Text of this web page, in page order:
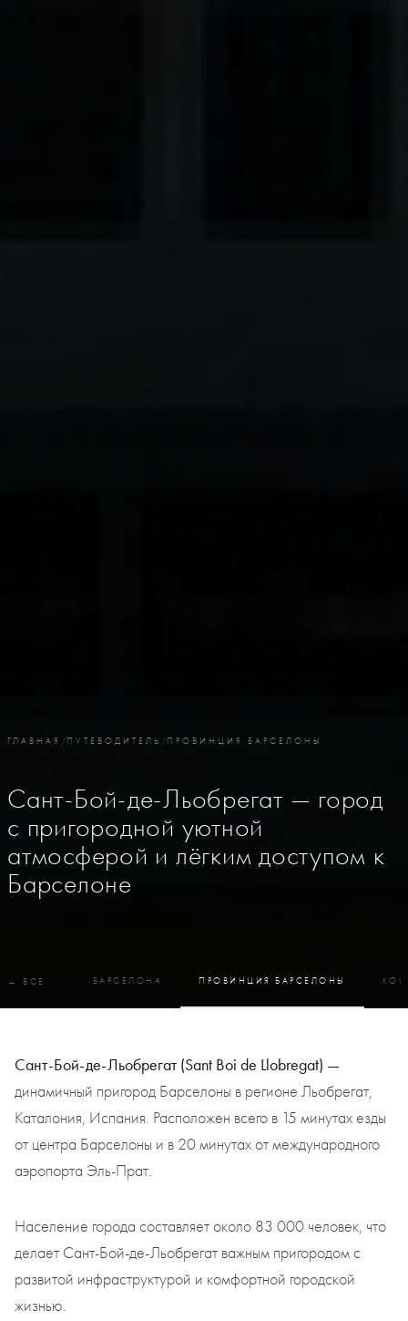
ГЛАВНАЯ /ПУТЕВОДИТЕЛЬ /ПРОВИНЦИЯ БАРСЕЛОНЫ
Сант-Бой-де-Льобрегат — город
с пригородной уютной
атмосферой и лёгким доступом к
Барселоне
← ВСЕ БАРСЕЛОНА ПРОВИНЦИЯ БАРСЕЛОНЫ
Сант-Бой-де-Льобрегат (Sant Boi de Llobregat) —
динамичный пригород Барселоны в регионе Льобрегат,
Каталония, Испания. Расположен всего в 15 минутах езды
от центра Барселоны и в 20 минутах от международного
аэропорта Эль-Прат.
Население города составляет около 83 000 человек, что
делает Сант-Бой-де-Льобрегат важным пригородом с
развитой инфраструктурой и комфортной городской
жизнью.